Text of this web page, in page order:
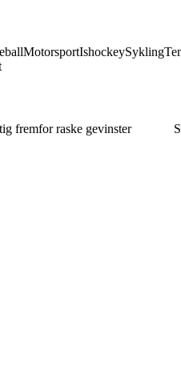
MotorsportIshockeySykling
fremfor raske gevinster